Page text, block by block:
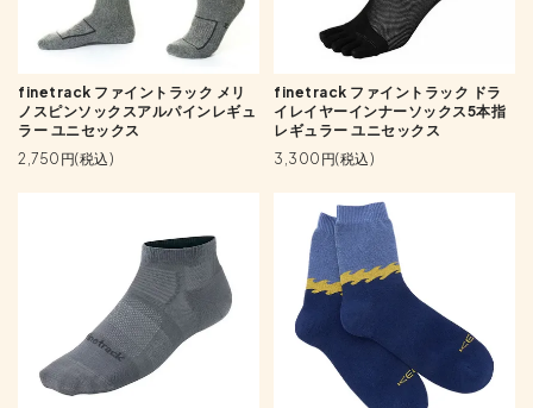
finetrack ファイントラック メリ
ノスピンソックスアルパインレギュ
ラー ユニセックス
2,750円(税込)
finetrack ファイントラック ドラ
イレイヤーインナーソックス5本指
レギュラー ユニセックス
3,300円(税込)